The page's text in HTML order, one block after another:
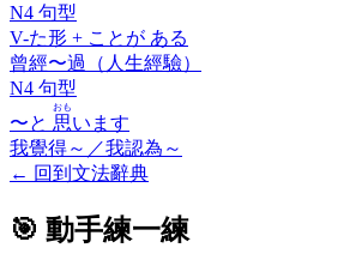
N4 句型
V-た形 + ことが ある
曾經〜過（人生經驗）
N4 句型
〜と 思
おも
います
我覺得～／我認為～
← 回到文法辭典
🎯 動手練一練